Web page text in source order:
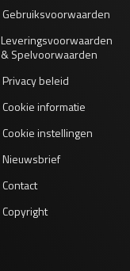
Gebruiksvoorwaarden
Leveringsvoorwaarden
& Spelvoorwaarden
Privacy beleid
Cookie informatie
Cookie instellingen
Nieuwsbrief
Contact
Copyright